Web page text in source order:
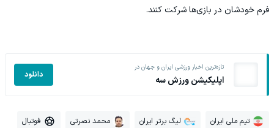
فرم خودشان در بازی‌ها شرکت کنند.
تازه‌ترین اخبار ورزشی ایران و جهان در
اپلیکیشن ورزش سه دانلود
تیم ملی ایران لیگ برتر ایران محمد نصرتی فوتبال